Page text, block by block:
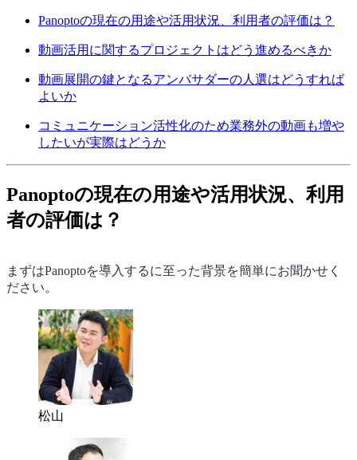
Panoptoの現在の用途や活用状況、利用者の評価は？
動画活用に関するプロジェクトはどう進めるべきか
動画展開の鍵となるアンバサダーの人選はどうすれば
よいか
コミュニケーション活性化のため業務外の動画も増や
したいが実際はどうか
Panoptoの現在の用途や活用状況、利用
者の評価は？
まずはPanoptoを導入するに至った背景を簡単にお聞かせく
ださい。
松山